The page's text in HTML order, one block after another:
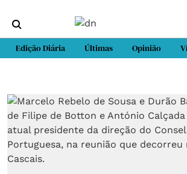
Edição Diária Últimas Opinião